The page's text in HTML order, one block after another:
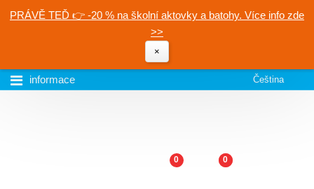
PRÁVĚ TEĎ 👉 -20 % na školní aktovky a batohy. Více info zde
>>
×
informace Čeština
0 0